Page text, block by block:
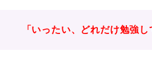
「いったい、どれだけ勉強し